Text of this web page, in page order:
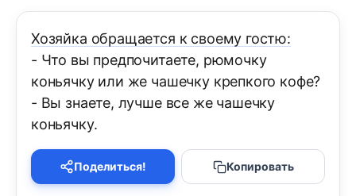
Хозяйка обращается к своему гостю:
- Что вы предпочитаете, рюмочку
коньячку или же чашечку крепкого кофе?
- Вы знаете, лучше все же чашечку
коньячку.
Поделиться! Копировать